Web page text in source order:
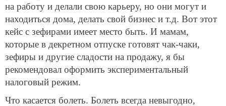
на работу и делали свою карьеру, но они могут и
находиться дома, делать свой бизнес и т.д. Вот этот
кейс с зефирами имеет место быть. И мамам,
которые в декретном отпуске готовят чак-чаки,
зефиры и другие сладости на продажу, я бы
рекомендовал оформить экспериментальный
налоговый режим.
Что касается болеть. Болеть всегда невыгодно,